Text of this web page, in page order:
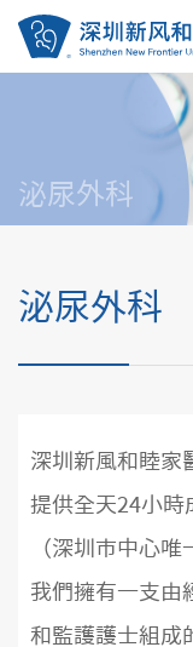
泌尿外科
泌尿外科
深圳新風和睦家
提供全天24小時
（深圳市中心唯
我們擁有一支由
和監護護士組成